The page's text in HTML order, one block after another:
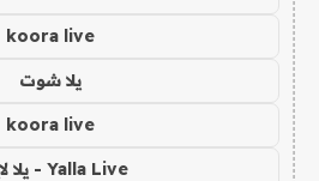
koora live
يلا شوت
koora live
Yalla Live - يلا لايف